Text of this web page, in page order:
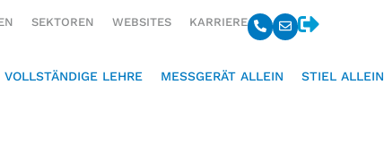
SEKTOREN WEBSITES KARRIERE
VOLLSTÄNDIGE LEHRE MESSGERÄT ALLEIN STIEL ALLEIN